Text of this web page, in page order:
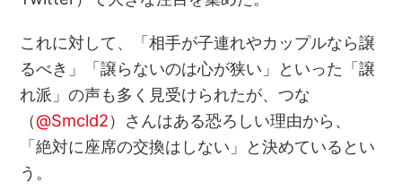
これに対して、「相手が子連れやカップルなら譲
るべき」「譲らないのは心が狭い」といった「譲
れ派」の声も多く見受けられたが、つな
（@Smcld2）さんはある恐ろしい理由から、
「絶対に座席の交換はしない」と決めているとい
う。